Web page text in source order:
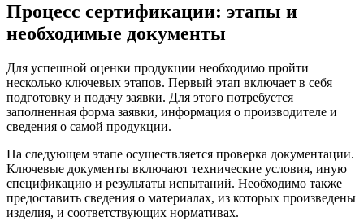
Процесс сертификации: этапы и
необходимые документы
Для успешной оценки продукции необходимо пройти
несколько ключевых этапов. Первый этап включает в себя
подготовку и подачу заявки. Для этого потребуется
заполненная форма заявки, информация о производителе и
сведения о самой продукции.
На следующем этапе осуществляется проверка документации.
Ключевые документы включают технические условия, иную
спецификацию и результаты испытаний. Необходимо также
предоставить сведения о материалах, из которых произведены
изделия, и соответствующих нормативах.